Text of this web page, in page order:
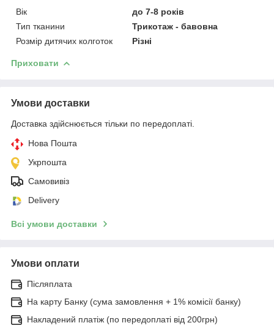
Вік
до 7-8 років
Тип тканини
Трикотаж - бавовна
Розмір дитячих колготок
Різні
Приховати
Умови доставки
Доставка здійснюється тільки по передоплаті.
Нова Пошта
Укрпошта
Самовивіз
Delivery
Всі умови доставки
Умови оплати
Післяплата
На карту Банку (сума замовлення + 1% комісії банку)
Накладений платіж (по передоплаті від 200грн)